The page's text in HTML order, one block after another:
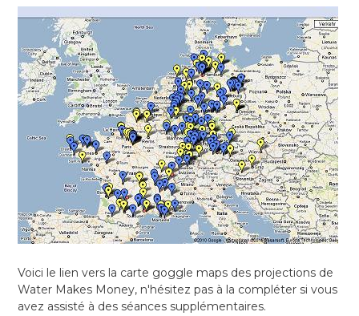
Voici le lien vers la carte goggle maps des projections de
Water Makes Money, n'hésitez pas à la compléter si vous
avez assisté à des séances supplémentaires.